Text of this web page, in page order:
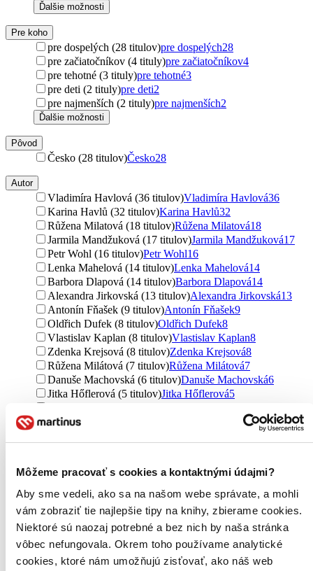
Môžeme pracovať s cookies a kontaktnými údajmi?
Aby sme vedeli, ako sa na našom webe správate, a mohli
vám zobraziť tie najlepšie tipy na knihy, zbierame cookies.
Niektoré sú naozaj potrebné a bez nich by naša stránka
vôbec nefungovala. Okrem toho používame analytické
cookies, ktoré nám umožňujú zisťovať, ako náš web
Ďalšie možnosti
Pre koho
pre dospelých (28 titulov)pre dospelých28
pre začiatočníkov (4 tituly)pre začiatočníkov4
pre tehotné (3 tituly)pre tehotné3
pre deti (2 tituly)pre deti2
pre najmenších (2 tituly)pre najmenších2
Ďalšie možnosti
Pôvod
Česko (28 titulov)Česko28
Autor
Vladimíra Havlová (36 titulov)Vladimíra Havlová36
Karina Havlů (32 titulov)Karina Havlů32
Růžena Milatová (18 titulov)Růžena Milatová18
Jarmila Mandžuková (17 titulov)Jarmila Mandžuková17
Petr Wohl (16 titulov)Petr Wohl16
Lenka Mahelová (14 titulov)Lenka Mahelová14
Barbora Dlapová (14 titulov)Barbora Dlapová14
Alexandra Jirkovská (13 titulov)Alexandra Jirkovská13
Antonín Fňašek (9 titulov)Antonín Fňašek9
Oldřich Dufek (8 titulov)Oldřich Dufek8
Vlastislav Kaplan (8 titulov)Vlastislav Kaplan8
Zdenka Krejsová (8 titulov)Zdenka Krejsová8
Růžena Milátová (7 titulov)Růžena Milátová7
Danuše Machovská (6 titulov)Danuše Machovská6
Jitka Hőflerová (5 titulov)Jitka Hőflerová5
Iva Chourová (5 titulov)
Monika Vernerová (4 tituly)Monika Vernerová4
Lea Filipová (4 tituly)Lea Filipová4
Pavel Drastich (4 tituly)
Pavel Drastich
4
Jiřina Ullmannová (3 tituly)
Jiřina Ullmannová
Jitka Suchá (3 tituly)Jitka Suchá3
Jáchym Švejnoha (3 tituly)Jáchym Švejnoha3
Simona Kratochvílová (3 tituly)Simona Kratochvílová